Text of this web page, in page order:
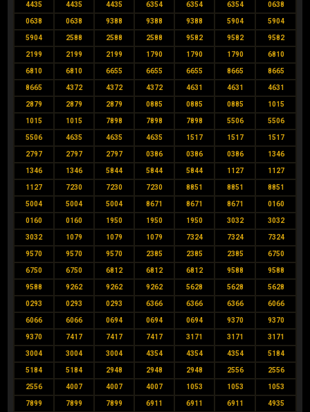
4435 4435 4435 6354 6354 6354 0638
0638 0638 9388 9388 9388 5904 5904
5904 2588 2588 2588 9582 9582 9582
2199 2199 2199 1790 1790 1790 6810
6810 6810 6655 6655 6655 8665 8665
8665 4372 4372 4372 4631 4631 4631
2879 2879 2879 0885 0885 0885 1015
1015 1015 7898 7898 7898 5506 5506
5506 4635 4635 4635 1517 1517 1517
2797 2797 2797 0386 0386 0386 1346
1346 1346 5844 5844 5844 1127 1127
1127 7230 7230 7230 8851 8851 8851
5004 5004 5004 8671 8671 8671 0160
0160 0160 1950 1950 1950 3032 3032
3032 1079 1079 1079 7324 7324 7324
9570 9570 9570 2385 2385 2385 6750
6750 6750 6812 6812 6812 9588 9588
9588 9262 9262 9262 5628 5628 5628
0293 0293 0293 6366 6366 6366 6066
6066 6066 0694 0694 0694 9370 9370
9370 7417 7417 7417 3171 3171 3171
3004 3004 3004 4354 4354 4354 5184
5184 5184 2948 2948 2948 2556 2556
2556 4007 4007 4007 1053 1053 1053
7899 7899 7899 6911 6911 6911 4935